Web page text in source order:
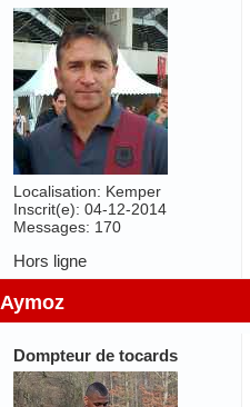
Localisation: Kemper
Inscrit(e): 04-12-2014
Messages: 170
Hors ligne
Aymoz
Dompteur de tocards